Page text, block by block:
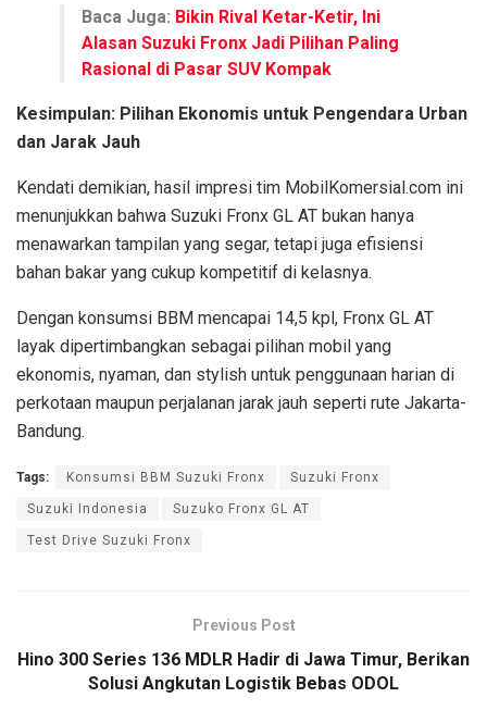
Baca Juga: Bikin Rival Ketar-Ketir, Ini
Alasan Suzuki Fronx Jadi Pilihan Paling
Rasional di Pasar SUV Kompak
Kesimpulan: Pilihan Ekonomis untuk Pengendara Urban
dan Jarak Jauh
Kendati demikian, hasil impresi tim MobilKomersial.com ini
menunjukkan bahwa Suzuki Fronx GL AT bukan hanya
menawarkan tampilan yang segar, tetapi juga efisiensi
bahan bakar yang cukup kompetitif di kelasnya.
Dengan konsumsi BBM mencapai 14,5 kpl, Fronx GL AT
layak dipertimbangkan sebagai pilihan mobil yang
ekonomis, nyaman, dan stylish untuk penggunaan harian di
perkotaan maupun perjalanan jarak jauh seperti rute Jakarta-
Bandung.
Tags: Konsumsi BBM Suzuki Fronx Suzuki Fronx
Suzuki Indonesia Suzuko Fronx GL AT
Test Drive Suzuki Fronx
Previous Post
Hino 300 Series 136 MDLR Hadir di Jawa Timur, Berikan
Solusi Angkutan Logistik Bebas ODOL